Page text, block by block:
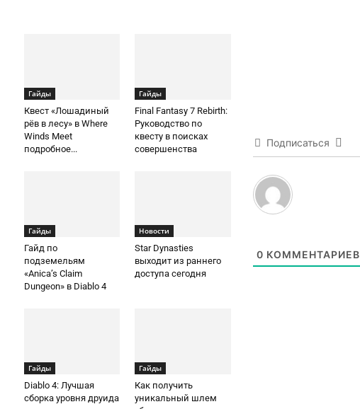
Гайды
Квест «Лошадиный
рёв в лесу» в Where
Winds Meet
подробное...
Гайды
Final Fantasy 7 Rebirth:
Руководство по
квесту в поисках
совершенства
Гайды
Гайд по
подземельям
«Anica’s Claim
Dungeon» в Diablo 4
Новости
Star Dynasties
выходит из раннего
доступа сегодня
Гайды
Diablo 4: Лучшая
сборка уровня друида
Гайды
Как получить
уникальный шлем
Подписаться
0 КОММЕНТАРИЕВ